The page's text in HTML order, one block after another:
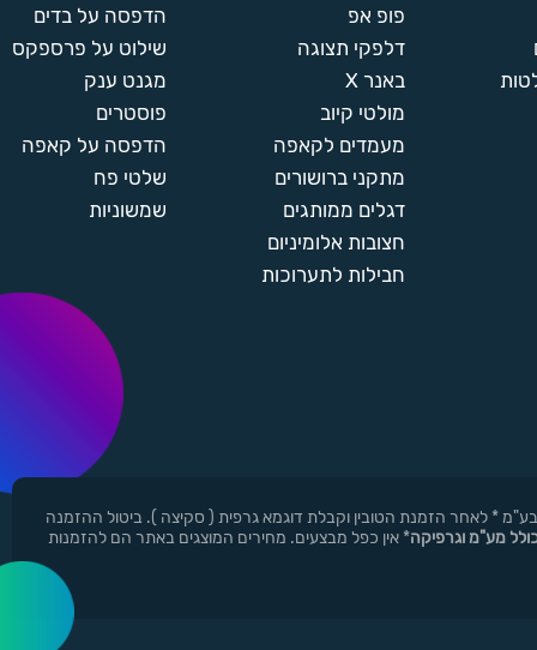
פופ אפ
דלפקי תצוגה
באנר X
מולטי קיוב
מעמדים לקאפה
מתקני ברושורים
דגלים ממותגים
חצובות אלומיניום
חבילות לתערוכות
הדפסה על בדים
שילוט על פרספקס
מגנט ענק
פוסטרים
הדפסה על קאפה
שלטי פח
שמשוניות
ר.י.ד בע"מ * לאחר הזמנת הטובין וקבלת דוגמא גרפית ( סקיצה ). ביטול ההזמנה
מע"מ וגרפיקה* אין כפל מבצעים. מחירים המוצגים באתר הם להזמנות